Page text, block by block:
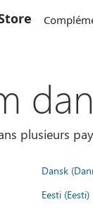
plusieurs
Dansk
Eesti (Eesti)